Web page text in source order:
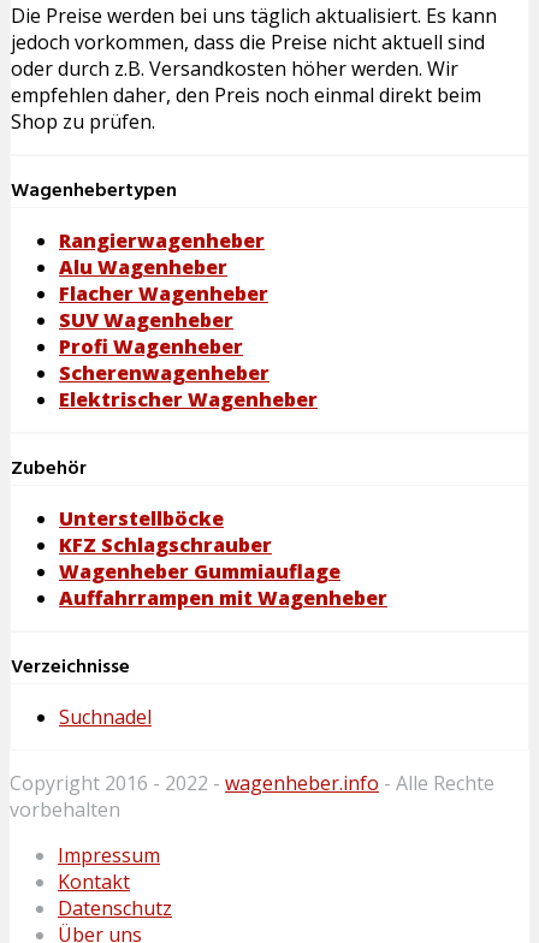
Die Preise werden bei uns täglich aktualisiert. Es kann
jedoch vorkommen, dass die Preise nicht aktuell sind
oder durch z.B. Versandkosten höher werden. Wir
empfehlen daher, den Preis noch einmal direkt beim
Shop zu prüfen.
Wagenhebertypen
Rangierwagenheber
Alu Wagenheber
Flacher Wagenheber
SUV Wagenheber
Profi Wagenheber
Scherenwagenheber
Elektrischer Wagenheber
Zubehör
Unterstellböcke
KFZ Schlagschrauber
Wagenheber Gummiauflage
Auffahrrampen mit Wagenheber
Verzeichnisse
Suchnadel
Copyright 2016 - 2022 - wagenheber.info - Alle Rechte
vorbehalten
Impressum
Kontakt
Datenschutz
Über uns